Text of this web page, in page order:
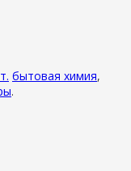
бытовая химия,
.